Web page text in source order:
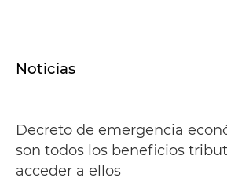
Noticias
Decreto de emergencia
son todos los beneficios
acceder a ellos